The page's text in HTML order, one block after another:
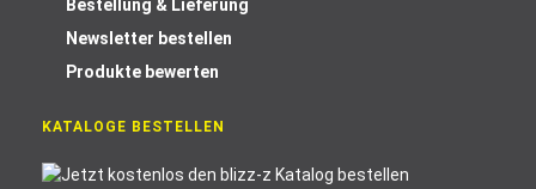
Bestellung & Lieferung
Newsletter bestellen
Produkte bewerten
KATALOGE BESTELLEN